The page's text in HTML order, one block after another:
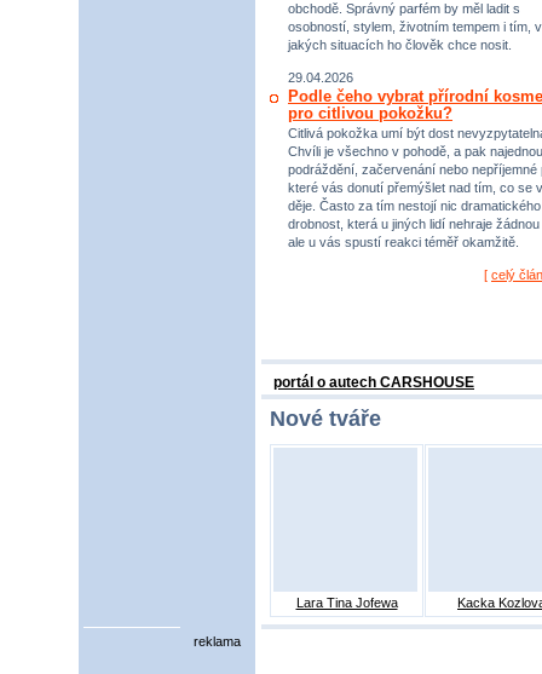
obchodě. Správný parfém by měl ladit s
osobností, stylem, životním tempem i tím, v
jakých situacích ho člověk chce nosit.
29.04.2026
Podle čeho vybrat přírodní
pro citlivou pokožku?
Citlivá pokožka umí být dost
Chvíli je všechno v pohodě, a pak
podráždění, začervenání nebo nepříjemné
které vás donutí přemýšlet nad tím, co se
děje. Často za tím nestojí nic
drobnost, která u jiných lidí nehraje žádnou
ale u vás spustí reakci téměř okamžitě.
[ celý
portál o autech CARSHOUSE
Nové tváře
Lara Tina Jofewa Kacka
reklama